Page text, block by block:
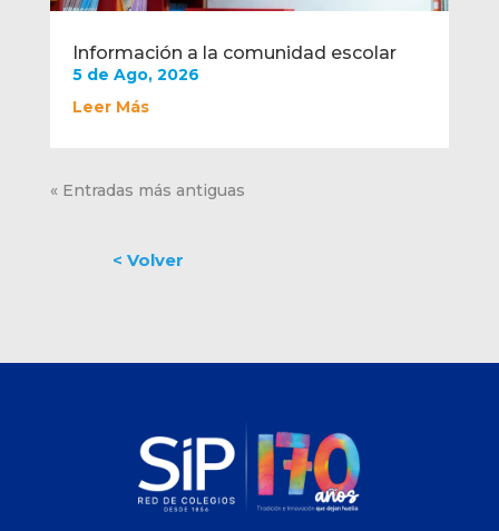
Información a la comunidad escolar
5 de Ago, 2026
Leer Más
« Entradas más antiguas